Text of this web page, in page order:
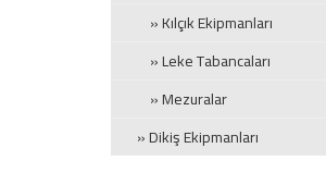
» Kılçık Ekipmanları
» Leke Tabancaları
» Mezuralar
» Dikiş Ekipmanları